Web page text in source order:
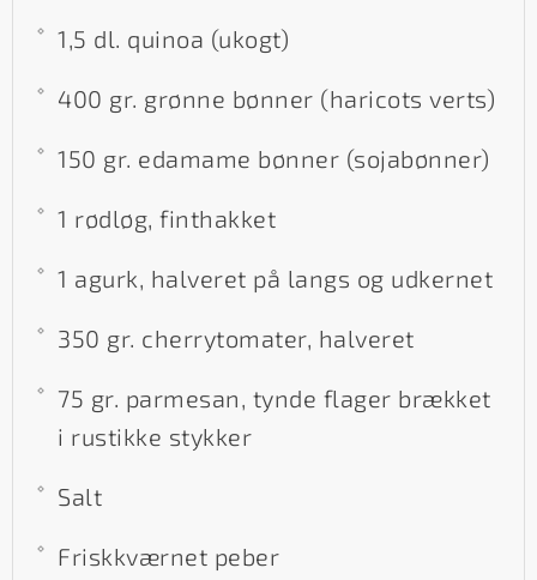
1,5 dl. quinoa (ukogt)
400 gr. grønne bønner (haricots verts)
150 gr. edamame bønner (sojabønner)
1 rødløg, finthakket
1 agurk, halveret på langs og udkernet
350 gr. cherrytomater, halveret
75 gr. parmesan, tynde flager brækket
i rustikke stykker
Salt
Friskkværnet peber